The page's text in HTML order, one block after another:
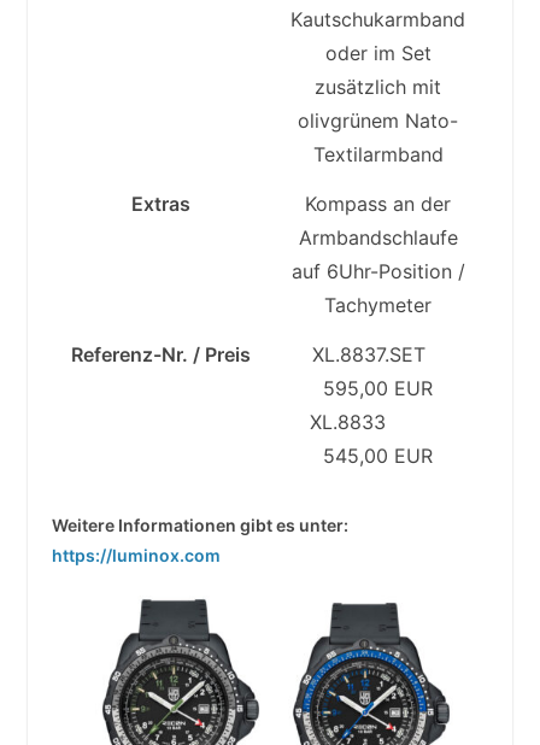
Kautschukarmband
oder im Set
zusätzlich mit
olivgrünem Nato-
Textilarmband
Extras
Kompass an der
Armbandschlaufe
auf 6Uhr-Position /
Tachymeter
Referenz-Nr. / Preis
XL.8837.SET
595,00 EUR
XL.8833
545,00 EUR
Weitere Informationen gibt es unter:
https://luminox.com